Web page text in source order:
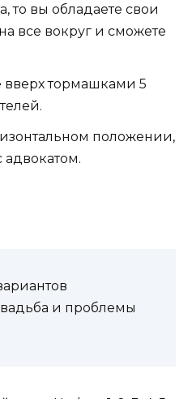
то вы обладаете свои
все вокруг и сможете
тормашками 5
по­ложе­нии,
ад­во­катом.
и проблемы